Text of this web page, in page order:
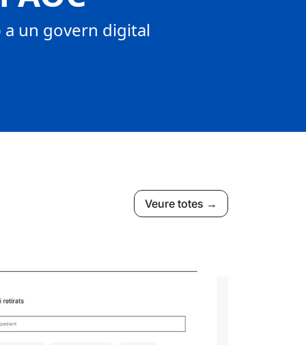
a un govern digital
Veure totes →